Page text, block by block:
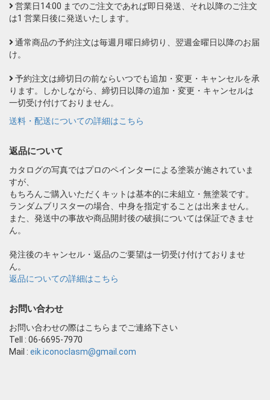
営業日14:00 までのご注文であれば即日発送、それ以降のご注文
は1 営業日後に発送いたします。
通常商品の予約注文は毎週月曜日締切り、翌週金曜日以降のお届
け。
予約注文は締切日の前ならいつでも追加・変更・キャンセルを承
ります。しかしながら、締切日以降の追加・変更・キャンセルは
一切受け付けておりません。
送料・配送についての詳細はこちら
返品について
カタログの写真ではプロのペインターによる塗装が施されていま
すが、
もちろんご購入いただくキットは基本的に未組立・無塗装です。
ランダムブリスターの場合、中身を指定することは出来ません。
また、発送中の事故や商品開封後の破損については保証できませ
ん。
発注後のキャンセル・返品のご要望は一切受け付けておりませ
ん。
返品についての詳細はこちら
お問い合わせ
お問い合わせの際はこちらまでご連絡下さい
Tell : 06-6695-7970
Mail : eik.iconoclasm@gmail.com